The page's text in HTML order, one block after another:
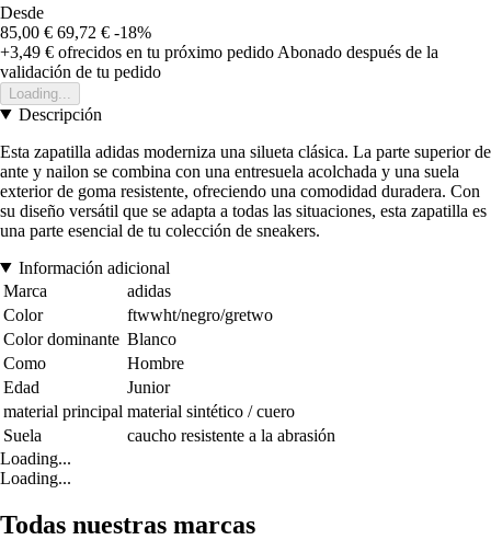
Desde
85,00 € 69,72 € -18%
+3,49 € ofrecidos en tu próximo pedido Abonado después de la
validación de tu pedido
Loading...
Descripción
Esta zapatilla adidas moderniza una silueta clásica. La parte superior de
ante y nailon se combina con una entresuela acolchada y una suela
exterior de goma resistente, ofreciendo una comodidad duradera. Con
su diseño versátil que se adapta a todas las situaciones, esta zapatilla es
una parte esencial de tu colección de sneakers.
Información adicional
Marca
adidas
Color
ftwwht/negro/gretwo
Color dominante Blanco
Como
Hombre
Edad
Junior
material principal material sintético / cuero
Suela
caucho resistente a la abrasión
Loading...
Loading...
Todas nuestras marcas